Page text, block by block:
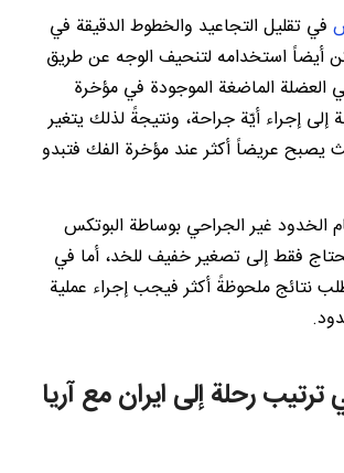
في تقليل التجاعيد والخطوط الدقيقة في
أيضاً استخدامه لتنحيف الوجه عن طريق
الماضغة الموجودة في مؤخرة
إجراء أيّة جراحة، ونتيجةً لذلك يتغير
يصبح عريضاً أكثر عند مؤخرة الفك فتبدو
الخدود غير الجراحي بوساطة البوتكس
فقط إلى تصغير خفيف للخد، أما في
نتائج ملحوظةً أكثر فيجب إجراء عملية
رحلة إلى ايران مع آريا